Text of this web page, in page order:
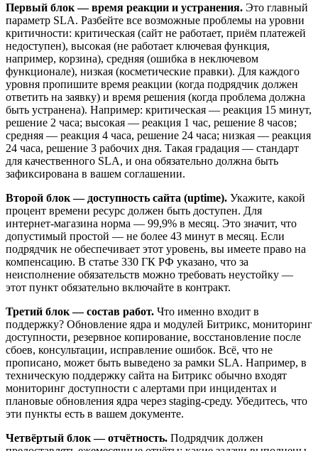
Первый блок — время реакции и устранения. Это главный
параметр SLA. Разбейте все возможные проблемы на уровни
критичности: критическая (сайт не работает, приём платежей
недоступен), высокая (не работает ключевая функция,
например, корзина), средняя (ошибка в неключевом
функционале), низкая (косметические правки). Для каждого
уровня пропишите время реакции (когда подрядчик должен
ответить на заявку) и время решения (когда проблема должна
быть устранена). Например: критическая — реакция 15 минут,
решение 2 часа; высокая — реакция 1 час, решение 8 часов;
средняя — реакция 4 часа, решение 24 часа; низкая — реакция
24 часа, решение 3 рабочих дня. Такая градация — стандарт
для качественного SLA, и она обязательно должна быть
зафиксирована в вашем соглашении.
Второй блок — доступность сайта (uptime). Укажите, какой
процент времени ресурс должен быть доступен. Для
интернет-магазина норма — 99,9% в месяц. Это значит, что
допустимый простой — не более 43 минут в месяц. Если
подрядчик не обеспечивает этот уровень, вы имеете право на
компенсацию. В статье 330 ГК РФ указано, что за
неисполнение обязательств можно требовать неустойку —
этот пункт обязательно включайте в контракт.
Третий блок — состав работ. Что именно входит в
поддержку? Обновление ядра и модулей Битрикс, мониторинг
доступности, резервное копирование, восстановление после
сбоев, консультации, исправление ошибок. Всё, что не
прописано, может быть выведено за рамки SLA. Например, в
техническую поддержку сайта на Битрикс обычно входят
мониторинг доступности с алертами при инцидентах и
плановые обновления ядра через staging-среду. Убедитесь, что
эти пункты есть в вашем документе.
Четвёртый блок — отчётность. Подрядчик должен